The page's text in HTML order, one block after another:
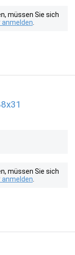
müssen Sie sich
anmelden
müssen Sie sich
anmelden